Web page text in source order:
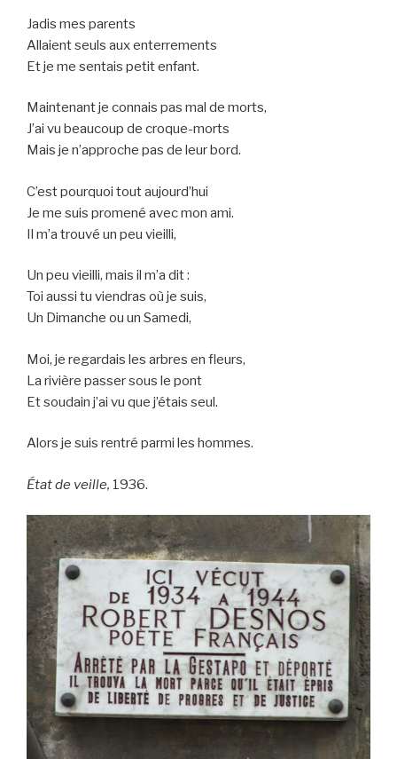
Jadis mes parents
Allaient seuls aux enterrements
Et je me sentais petit enfant.
Maintenant je connais pas mal de morts,
J’ai vu beaucoup de croque-morts
Mais je n’approche pas de leur bord.
C’est pourquoi tout aujourd’hui
Je me suis promené avec mon ami.
Il m’a trouvé un peu vieilli,
Un peu vieilli, mais il m’a dit :
Toi aussi tu viendras où je suis,
Un Dimanche ou un Samedi,
Moi, je regardais les arbres en fleurs,
La rivière passer sous le pont
Et soudain j’ai vu que j’étais seul.
Alors je suis rentré parmi les hommes.
État de veille, 1936.